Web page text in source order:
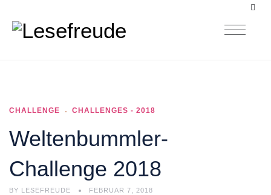
CHALLENGE CHALLENGES - 2018
Weltenbummler-
Challenge 2018
BY LESEFREUDE FEBRUAR 7, 2018